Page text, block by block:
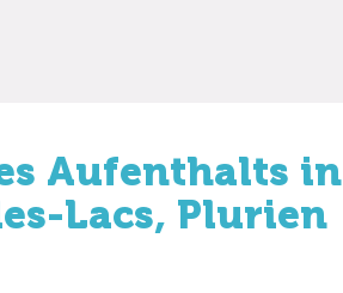
Aufenthalts in
Lacs, Plurien